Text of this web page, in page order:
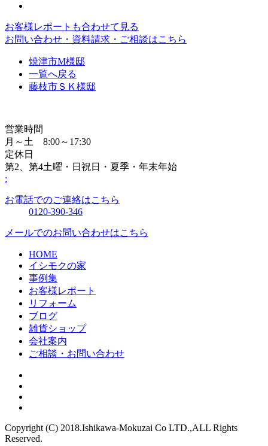
お客様レポートも合わせて見る
お問い合わせ・資料請求・ご相談はこちら
焼津市M様邸
一覧へ戻る
藤枝市ＳＫ様邸
営業時間
月～土 8:00～17:30
定休日
第2、第4土曜・日祝日・夏季・年末年始
:
お電話でのご連絡はこちら
0120-390-346
メールでのお問い合わせはこちら
HOME
イシモクの家
事例集
お客様レポート
リフォーム
ブログ
雑貨ショップ
会社案内
ご相談・お問い合わせ
Copyright (C) 2018.Ishikawa-Mokuzai Co LTD.,ALL Rights
Reserved.